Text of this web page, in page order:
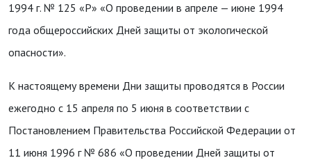
1994 г. № 125 «Р» «О проведении в апреле — июне 1994
года общероссийских Дней защиты от экологической
опасности».
К настоящему времени Дни защиты проводятся в России
ежегодно с 15 апреля по 5 июня в соответствии с
Постановлением Правительства Российской Федерации от
11 июня 1996 г № 686 «О проведении Дней защиты от